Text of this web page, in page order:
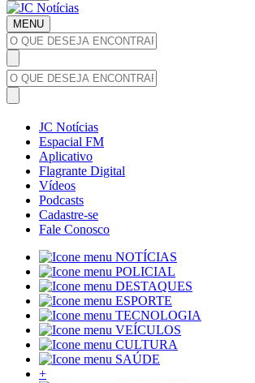
MENU
JC Notícias
Espacial FM
Aplicativo
Flagrante Digital
Vídeos
Podcasts
Cadastre-se
Fale Conosco
NOTÍCIAS
POLICIAL
DESTAQUES
ESPORTE
TECNOLOGIA
VEÍCULOS
CULTURA
SAÚDE
+